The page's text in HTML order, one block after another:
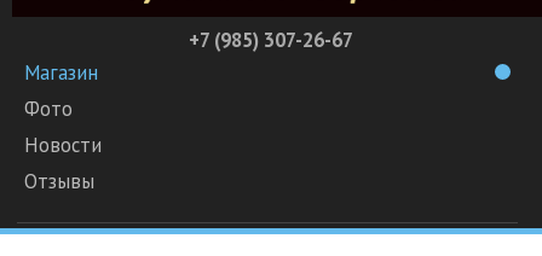
+7 (985) 307-26-67
Магазин
Фото
Новости
Отзывы